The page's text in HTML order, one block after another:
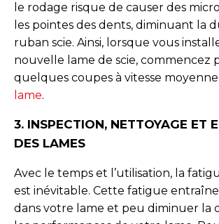
le rodage risque de causer des
les pointes des dents, diminuant la
ruban scie. Ainsi, lorsque vous
nouvelle lame de scie, commencez
quelques coupes à vitesse
lame.
3. INSPECTION, NETTOYAGE ET
DES LAMES
Avec le temps et l’utilisation, la
est inévitable. Cette fatigue
dans votre lame et peu diminuer la